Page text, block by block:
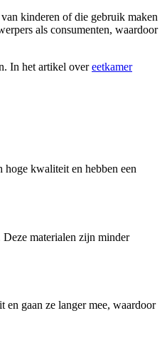
kinderen of die gebruik maken
als consumenten, waardoor
In het artikel overeetkamer
kwaliteit en hebben een
materialen zijn minder
gaan ze langer mee, waardoor